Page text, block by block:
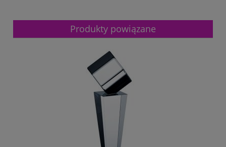
Produkty powiązane